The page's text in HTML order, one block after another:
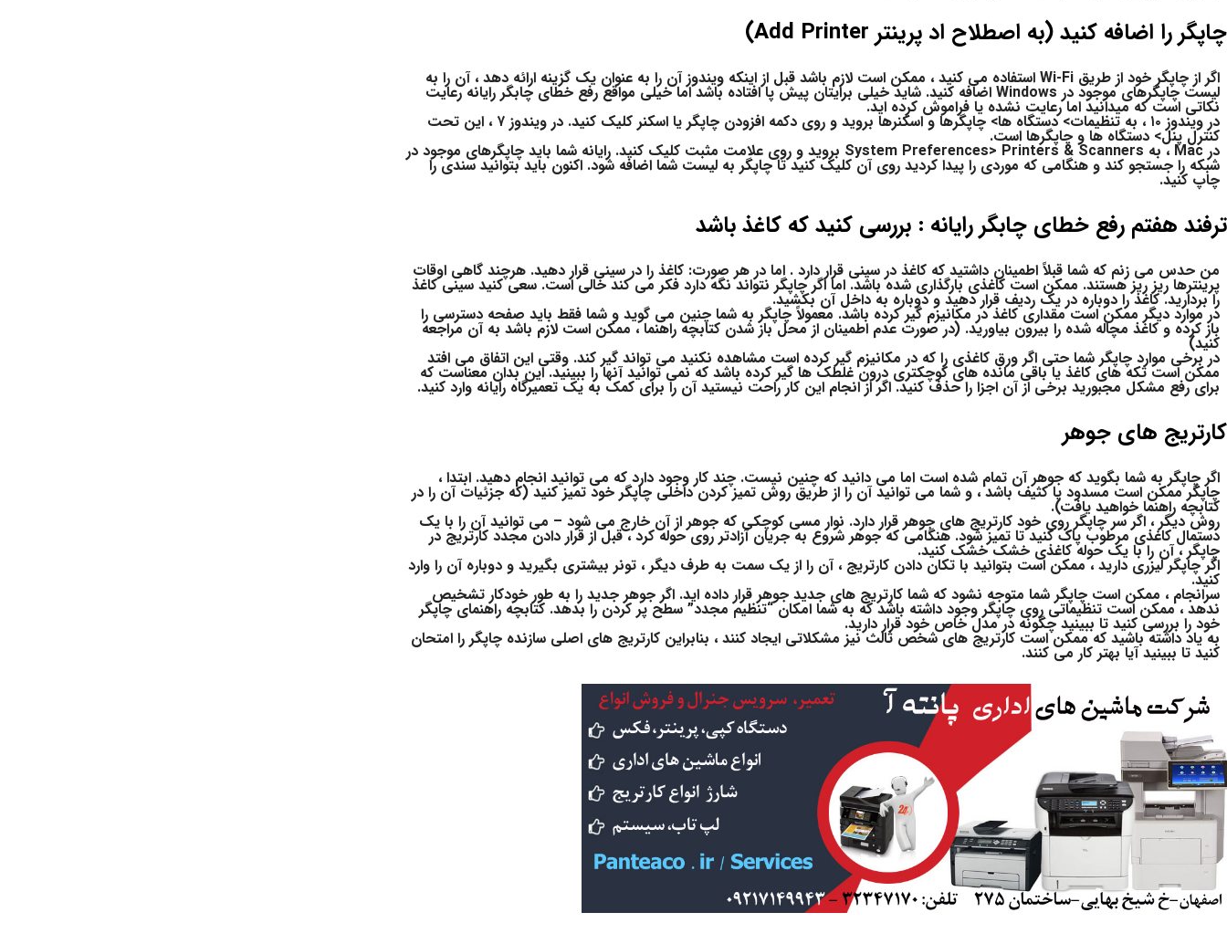
چاپگر را اضافه کنید (به اصطلاح اد پرینتر Add Printer)
اگر از چاپگر خود از طریق Wi-Fi استفاده می کنید ، ممکن است لازم باشد قبل از اینکه ویندوز آن را به عنوان یک گزینه ارائه دهد ، آن را به
لیست چاپگرهای موجود در Windows اضافه کنید. شاید خیلی برایتان پیش پا افتاده باشد اما خیلی مواقع رفع خطای چابگر رایانه رعایت
نکاتی است که میدانید اما رعایت نشده یا فراموش کرده اید.
در ویندوز ۱۰ ، به تنظیمات> دستگاه ها> چاپگرها و اسکنرها بروید و روی دکمه افزودن چاپگر یا اسکنر کلیک کنید. در ویندوز ۷ ، این تحت
کنترل پنل> دستگاه ها و چاپگرها است.
در Mac ، به System Preferences> Printers & Scanners بروید و روی علامت مثبت کلیک کنید. رایانه شما باید چاپگرهای موجود در
شبکه را جستجو کند و هنگامی که موردی را پیدا کردید روی آن کلیک کنید تا چاپگر به لیست شما اضافه شود. اکنون باید بتوانید سندی را
چاپ کنید.
ترفند هفتم رفع خطای چابگر رایانه : بررسی کنید که کاغذ باشد
من حدس می زنم که شما قبلاً اطمینان داشتید که کاغذ در سینی قرار دارد . اما در هر صورت: کاغذ را در سینی قرار دهید. هرچند گاهی اوقات
پرینترها ریز ریز هستند. ممکن است کاغذی بارگذاری شده باشد. اما اگر چاپگر نتواند نگه دارد فکر می کند خالی است. سعی کنید سینی کاغذ
را بردارید. کاغذ را دوباره در یک ردیف قرار دهید و دوباره به داخل آن بکشید.
در موارد دیگر ممکن است مقداری کاغذ در مکانیزم گیر کرده باشد. معمولاً چاپگر به شما چنین می گوید و شما فقط باید صفحه دسترسی را
باز کرده و کاغذ مچاله شده را بیرون بیاورید. (در صورت عدم اطمینان از محل باز شدن کتابچه راهنما ، ممکن است لازم باشد به آن مراجعه
کنید)
در برخی موارد چاپگر شما حتی اگر ورق کاغذی را که در مکانیزم گیر کرده است مشاهده نکنید می تواند گیر کند. وقتی این اتفاق می افتد
ممکن است تکه های کاغذ یا باقی مانده های کوچکتری درون غلطک ها گیر کرده باشد که نمی توانید آنها را ببینید. این بدان معناست که
برای رفع مشکل مجبورید برخی از آن اجزا را حذف کنید. اگر از انجام این کار راحت نیستید آن را برای کمک به یک تعمیرگاه رایانه وارد کنید.
کارتریج های جوهر
اگر چاپگر به شما بگوید که جوهر آن تمام شده است اما می دانید که چنین نیست. چند کار وجود دارد که می توانید انجام دهید. ابتدا ،
چاپگر ممکن است مسدود یا کثیف باشد ، و شما می توانید آن را از طریق روش تمیز کردن داخلی چاپگر خود تمیز کنید (که جزئیات آن را در
کتابچه راهنما خواهید یافت).
روش دیگر ، اگر سر چاپگر روی خود کارتریج های جوهر قرار دارد. نوار مسی کوچکی که جوهر از آن خارج می شود – می توانید آن را با یک
دستمال کاغذی مرطوب پاک کنید تا تمیز شود. هنگامی که جوهر شروع به جریان آزادتر روی حوله کرد ، قبل از قرار دادن مجدد کارتریج در
چاپگر ، آن را با یک حوله کاغذی خشک خشک کنید.
اگر چاپگر لیزری دارید ، ممکن است بتوانید با تکان دادن کارتریج ، آن را از یک سمت به طرف دیگر ، تونر بیشتری بگیرید و دوباره آن را وارد
کنید.
سرانجام ، ممکن است چاپگر شما متوجه نشود که شما کارتریج های جدید جوهر قرار داده اید. اگر جوهر جدید را به طور خودکار تشخیص
ندهد ، ممکن است تنظیماتی روی چاپگر وجود داشته باشد که به شما امکان “تنظیم مجدد” سطح پر کردن را بدهد. کتابچه راهنمای چاپگر
خود را بررسی کنید تا ببینید چگونه در مدل خاص خود قرار دارید.
به یاد داشته باشید که ممکن است کارتریج های شخص ثالث نیز مشکلاتی ایجاد کنند ، بنابراین کارتریج های اصلی سازنده چاپگر را امتحان
کنید تا ببینید آیا بهتر کار می کنند.